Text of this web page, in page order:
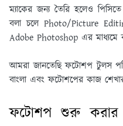
ম্যাকের জন্য তৈরি হলেও
বলা চলে Photo/Picture
Adobe Photoshop এর মাধ্যমে
আমরা জানতেছি ফটোশপ টুলস
বাংলা এবং ফটোশপের কাজ
ফটোশপ শুরু